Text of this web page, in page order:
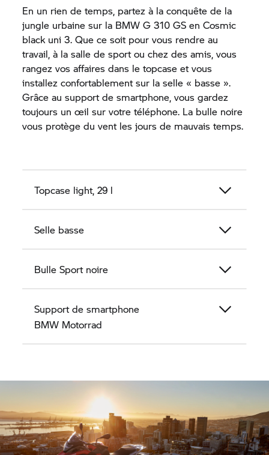
En un rien de temps, partez à la conquête de la
jungle urbaine sur la BMWG 310 GS en Cosmic
black uni 3. Que ce soit pour vous rendre au
travail, à la salle de sport ou chez des amis, vous
rangez vos affaires dans le topcase et vous
installez confortablement sur la selle « basse ».
Grâce au support de smartphone, vous gardez
toujours un œil sur votre téléphone. La bulle noire
vous protège du vent les jours de mauvais temps.
Topcase light, 29 l
Selle basse
Bulle Sport noire
Support de smartphone
BMW Motorrad